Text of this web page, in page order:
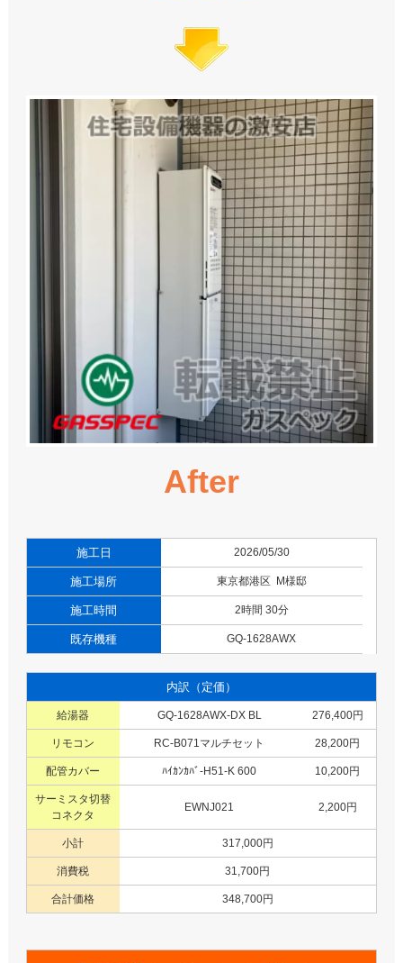
After
施工日 2026/05/30
施工場所 東京都港区 M様邸
施工時間 2時間 30分
既存機種 GQ-1628AWX
内訳（定価）
給湯器 GQ-1628AWX-DX BL 276,400円
リモコン RC-B071マルチセット 28,200円
配管カバー ﾊｲｶﾝｶﾊﾞ-H51-K 600 10,200円
サーミスタ切替
コネクタ
EWNJ021 2,200円
小計 317,000円
消費税 31,700円
合計価格 348,700円